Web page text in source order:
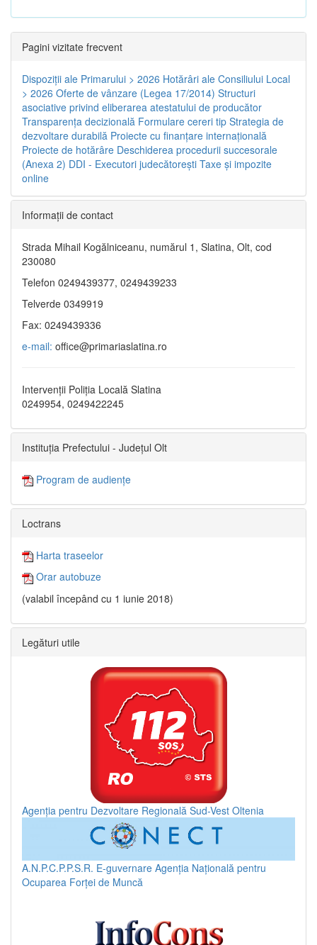
Pagini vizitate frecvent
Dispoziţii ale Primarului > 2026 Hotărâri ale Consiliului Local
> 2026 Oferte de vânzare (Legea 17/2014) Structuri
asociative privind eliberarea atestatului de producător
Transparenţa decizională Formulare cereri tip Strategia de
dezvoltare durabilă Proiecte cu finanţare internaţională
Proiecte de hotărâre Deschiderea procedurii succesorale
(Anexa 2) DDI - Executori judecătorești Taxe şi impozite
online
Informaţii de contact
Strada Mihail Kogălniceanu, numărul 1, Slatina, Olt, cod
230080
Telefon 0249439377, 0249439233
Telverde 0349919
Fax: 0249439336
e-mail: office@primariaslatina.ro
Intervenții Poliția Locală Slatina
0249954, 0249422245
Instituția Prefectului - Județul Olt
Program de audiențe
Loctrans
Harta traseelor
Orar autobuze
(valabil începând cu 1 iunie 2018)
Legături utile
Agenția pentru Dezvoltare Regională Sud-Vest Oltenia
A.N.P.C.P.P.S.R. E-guvernare Agenția Națională pentru
Ocuparea Forței de Muncă